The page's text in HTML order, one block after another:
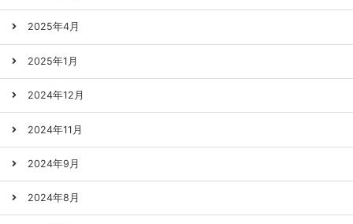
2025年4月
2025年1月
2024年12月
2024年11月
2024年9月
2024年8月